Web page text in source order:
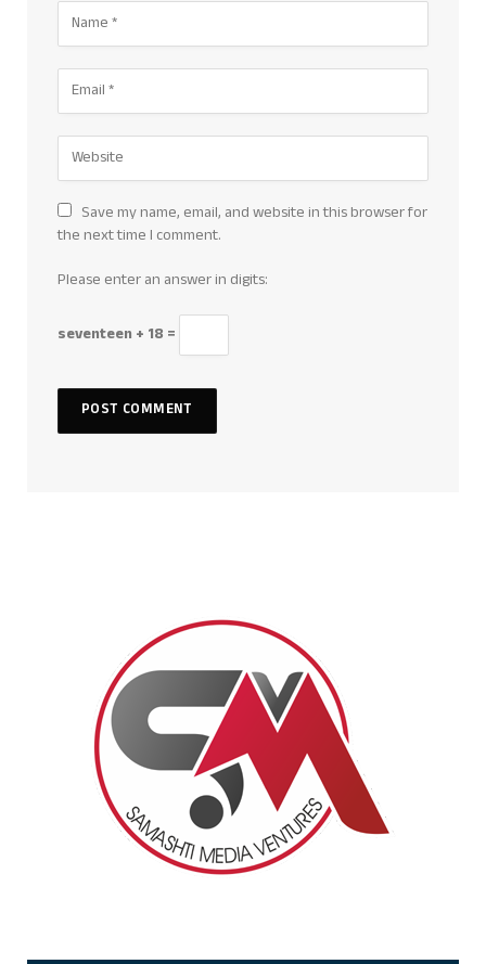
Save my name, email, and website in this browser for
the next time I comment.
Please enter an answer in digits:
seventeen + 18 =